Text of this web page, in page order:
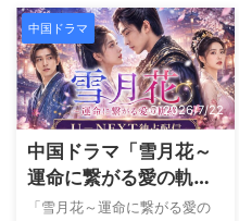
軍略に優れた白娉婷と、無敵
の名将として恐れられる楚北
捷の関係は、出会いから別
れ、再会まで数々の試練にさ
らさ ...
ー、さらに痛快な成長物語を
融合させた大型時代劇です。
現代を生きる主人公が突然古
代王朝へと迷い込み、数々の
事件を解決しながら巨大な陰
謀に立ち向かっていく姿が描
かれます。 物語序盤は軽快な
テンポで進み、コミカルな場
中国ドラマ
2026/7/22
中国ドラマ「雪月花～
運命に繋がる愛の軌跡
～」配信どこでみれ
「雪月花～運命に繋がる愛の